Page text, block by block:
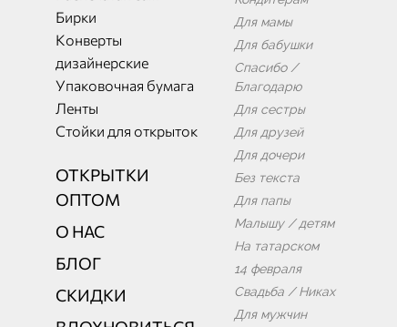
Бирки
Конверты
дизайнерские
Упаковочная бумага
Ленты
Стойки для открыток
ОТКРЫТКИ
ОПТОМ
О НАС
БЛОГ
СКИДКИ
Для мамы
Для бабушки
Спасибо /
Благодарю
Для сестры
Для друзей
Для дочери
Без текста
Для папы
Малышу / детям
На татарском
14 февраля
Свадьба / Никах
Для мужчин